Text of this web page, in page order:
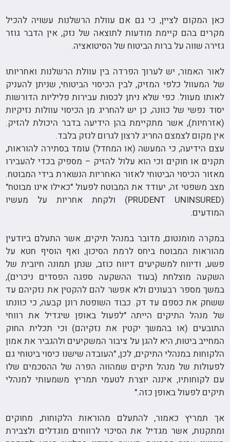
כאן המקום לציין, כי גם אם עוולת הרשלנות עשויה להכיל
מקרים בהם קיימת מודעות לתוצאה של נזק, אין הדבר גוזר
גזירה שווה על ברות הביטוח של הסיטואציה.
לאור האמור, יש לערוך הפרדה בין עוולת הרשלנות ואחריותו
של המעוול כלפי המזיק, לבין הכיסוי הביטוחי, שניתן להעניק
לאותו מעוול. כפי שלא ניתן לכסות עבירות פליליות הדורשות
יסוד נפשי של כוונה, כן יש להחריג מן הכיסוי עוולות נזיקיות
(אזרחיות), אשר מתקיימת בהן הידיעה בדבר היכולת להזיק.
אין מקום לצמצם החריג לרצון לגרום לנזק בלבד.
עצם הידיעה, כי המעשה (או המחדל) עומד בסתירה להוראות,
תקנים או חוקים וכי הוא עלול להזיק – מספיק בכדי להעבירו
מאזור הכיסוי הביטוחי לאזור האחריות הנשארת בידי המבוטח.
מצב משפטי זה, יעודד את המבוטח לפעול "כאילו אינו מבוטח"
(PRUDENT UNINSURED) ולקחת אחריות על מעשיו
המודעים.
במקרה מומנטום, מדובר במנהל תיקים, אשר התעלם ביודעין
מהוראות המבוטח ביחס לרמת הסיכון, ואף הוסיף חטא על
פשע, ודיווח למשקיעים דיווח כוזב, שנתן תמונה חיובית של
השקעה מוצלחת (בעוד ההשקעה ספגה הפסדים ניכרים),
במשך מספר רבעונים ולא אפשר להם להקטין את נזקיהם עד
ששחק את כספם עד דק. כבוד השופטת רונן קבעה, כי כוונתו
של מנהל התיקים הייתה "לפעול באופן שיגדיל את רווחי
התובעים (או בהמשך יקטין את נזקיהם) וכי תכלית החוק
המחייב ביטוח, היא להגן על ציבור המשקיעים ולהגביר את אמון
הלקוחות במנהלי התיקים, לכן, "העובדה שישנו כיסוי ביטוחי גם
לפעולות של מנהל תיקים שמהווה הפרה של ההסכמים שלו
עם לקוחותיו, איננה יוצרת לטעמי תמריץ משמעותי למנהלי
תיקים לפעול באופן כזה."
אך תמריץ כאמור, להתעלם מהוראות הלקוחות, מחוקים
ומתקנות, אשר מגדיל את הסיכוי לרווחים מוגדלים ולצבירת